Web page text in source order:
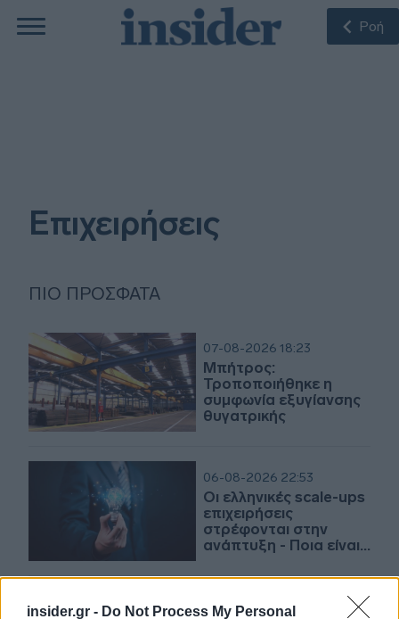
insider.gr - Do Not Process My Personal
Ροή
Επιχειρήσεις
ΠΙΟ ΠΡΌΣΦΑΤΑ
07-08-2026 18:23
Μπήτρος:
Τροποποιήθηκε η
συμφωνία εξυγίανσης
θυγατρικής
06-08-2026 22:53
Οι ελληνικές scale-ups
επιχειρήσεις
στρέφονται στην
ανάπτυξη - Ποια είναι
πρόκληση
06-08-2026 20:55